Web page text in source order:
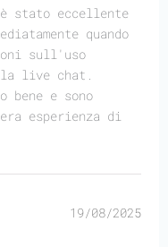
eccellente
quando
sull'uso
live chat.
bene e sono
esperienza di
19/08/2025